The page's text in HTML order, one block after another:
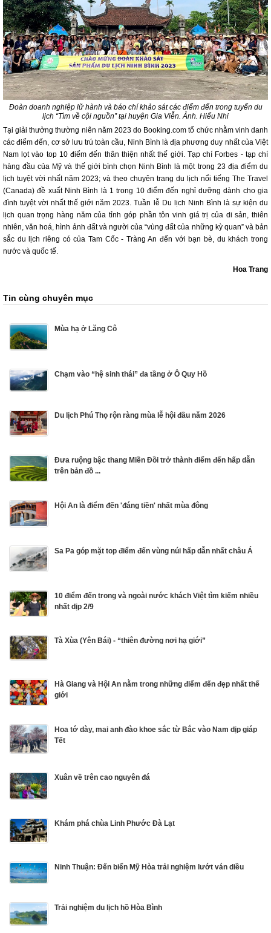
Đoàn doanh nghiệp lữ hành và báo chí khảo sát các điểm đến trong tuyến du
lịch “Tìm về cội nguồn” tại huyện Gia Viễn. Ảnh. Hiếu Nhi
Tại giải thưởng thường niên năm 2023 do Booking.com tổ chức nhằm vinh danh
các điểm đến, cơ sở lưu trú toàn cầu, Ninh Bình là địa phương duy nhất của Việt
Nam lọt vào top 10 điểm đến thân thiện nhất thế giới. Tạp chí Forbes - tạp chí
hàng đầu của Mỹ và thế giới bình chọn Ninh Bình là một trong 23 địa điểm du
lịch tuyệt vời nhất năm 2023; và theo chuyên trang du lịch nổi tiếng The Travel
(Canada) đề xuất Ninh Bình là 1 trong 10 điểm đến nghỉ dưỡng dành cho gia
đình tuyệt vời nhất thế giới năm 2023. Tuần lễ Du lịch Ninh Bình là sự kiện du
lịch quan trọng hàng năm của tỉnh góp phần tôn vinh giá trị của di sản, thiên
nhiên, văn hoá, hình ảnh đất và người của “vùng đất của những kỳ quan” và bản
sắc du lịch riêng có của Tam Cốc - Tràng An đến với bạn bè, du khách trong
nước và quốc tế.
Hoa Trang
Tin cùng chuyên mục
Mùa hạ ở Lăng Cô
Chạm vào “hệ sinh thái” đa tầng ở Ô Quy Hồ
Du lịch Phú Thọ rộn ràng mùa lễ hội đầu năm 2026
Đưa ruộng bậc thang Miền Đồi trở thành điểm đến hấp dẫn
trên bản đồ ...
Hội An là điểm đến 'đáng tiền' nhất mùa đông
Sa Pa góp mặt top điểm đến vùng núi hấp dẫn nhất châu Á
10 điểm đến trong và ngoài nước khách Việt tìm kiếm nhiều
nhất dịp 2/9
Tà Xùa (Yên Bái) - “thiên đường nơi hạ giới”
Hà Giang và Hội An nằm trong những điểm đến đẹp nhất thế
giới
Hoa tớ dày, mai anh đào khoe sắc từ Bắc vào Nam dịp giáp
Tết
Xuân về trên cao nguyên đá
Khám phá chùa Linh Phước Đà Lạt
Ninh Thuận: Đến biển Mỹ Hòa trải nghiệm lướt ván diều
Trải nghiệm du lịch hồ Hòa Bình